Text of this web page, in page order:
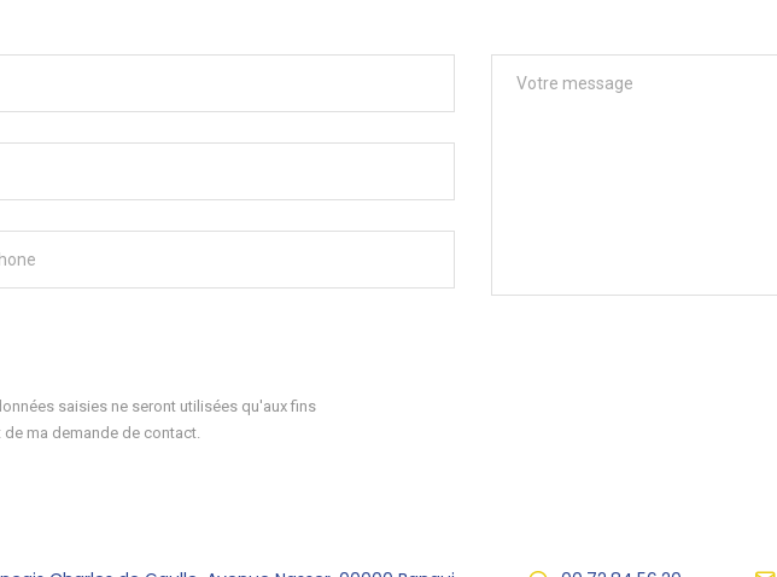
saisies ne seront utilisées qu'aux fins
ma demande de contact.